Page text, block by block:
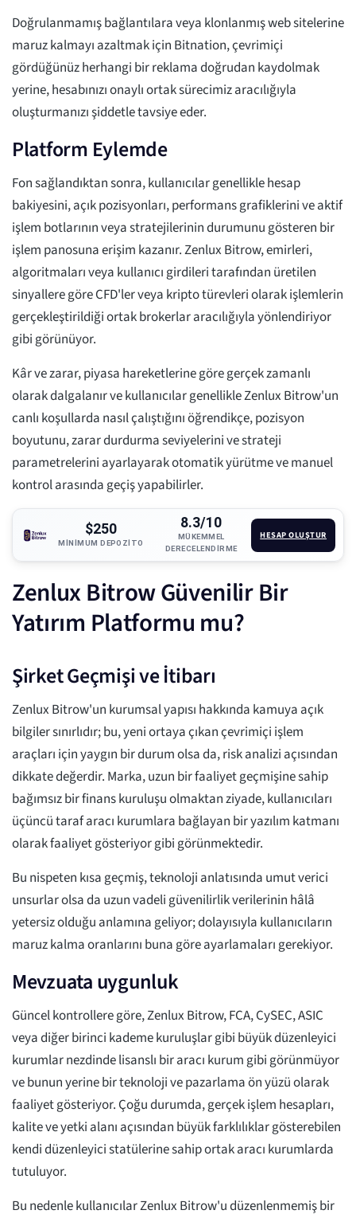
Doğrulanmamış bağlantılara veya klonlanmış web sitelerine
maruz kalmayı azaltmak için Bitnation, çevrimiçi
gördüğünüz herhangi bir reklama doğrudan kaydolmak
yerine, hesabınızı onaylı ortak sürecimiz aracılığıyla
oluşturmanızı şiddetle tavsiye eder.
Platform Eylemde
Fon sağlandıktan sonra, kullanıcılar genellikle hesap
bakiyesini, açık pozisyonları, performans grafiklerini ve aktif
işlem botlarının veya stratejilerinin durumunu gösteren bir
işlem panosuna erişim kazanır. Zenlux Bitrow, emirleri,
algoritmaları veya kullanıcı girdileri tarafından üretilen
sinyallere göre CFD'ler veya kripto türevleri olarak işlemlerin
gerçekleştirildiği ortak brokerlar aracılığıyla yönlendiriyor
gibi görünüyor.
Kâr ve zarar, piyasa hareketlerine göre gerçek zamanlı
olarak dalgalanır ve kullanıcılar genellikle Zenlux Bitrow'un
canlı koşullarda nasıl çalıştığını öğrendikçe, pozisyon
boyutunu, zarar durdurma seviyelerini ve strateji
parametrelerini ayarlayarak otomatik yürütme ve manuel
kontrol arasında geçiş yapabilirler.
$250
MINIMUM DEPOZITO
8.3/10
MÜKEMMEL
DERECELENDIRME
HESAP OLUŞTUR
Zenlux Bitrow Güvenilir Bir
Yatırım Platformu mu?
Şirket Geçmişi ve İtibarı
Zenlux Bitrow'un kurumsal yapısı hakkında kamuya açık
bilgiler sınırlıdır; bu, yeni ortaya çıkan çevrimiçi işlem
araçları için yaygın bir durum olsa da, risk analizi açısından
dikkate değerdir. Marka, uzun bir faaliyet geçmişine sahip
bağımsız bir finans kuruluşu olmaktan ziyade, kullanıcıları
üçüncü taraf aracı kurumlara bağlayan bir yazılım katmanı
olarak faaliyet gösteriyor gibi görünmektedir.
Bu nispeten kısa geçmiş, teknoloji anlatısında umut verici
unsurlar olsa da uzun vadeli güvenilirlik verilerinin hâlâ
yetersiz olduğu anlamına geliyor; dolayısıyla kullanıcıların
maruz kalma oranlarını buna göre ayarlamaları gerekiyor.
Mevzuata uygunluk
Güncel kontrollere göre, Zenlux Bitrow, FCA, CySEC, ASIC
veya diğer birinci kademe kuruluşlar gibi büyük düzenleyici
kurumlar nezdinde lisanslı bir aracı kurum gibi görünmüyor
ve bunun yerine bir teknoloji ve pazarlama ön yüzü olarak
faaliyet gösteriyor. Çoğu durumda, gerçek işlem hesapları,
kalite ve yetki alanı açısından büyük farklılıklar gösterebilen
kendi düzenleyici statülerine sahip ortak aracı kurumlarda
tutuluyor.
Bu nedenle kullanıcılar Zenlux Bitrow'u düzenlenmemiş bir